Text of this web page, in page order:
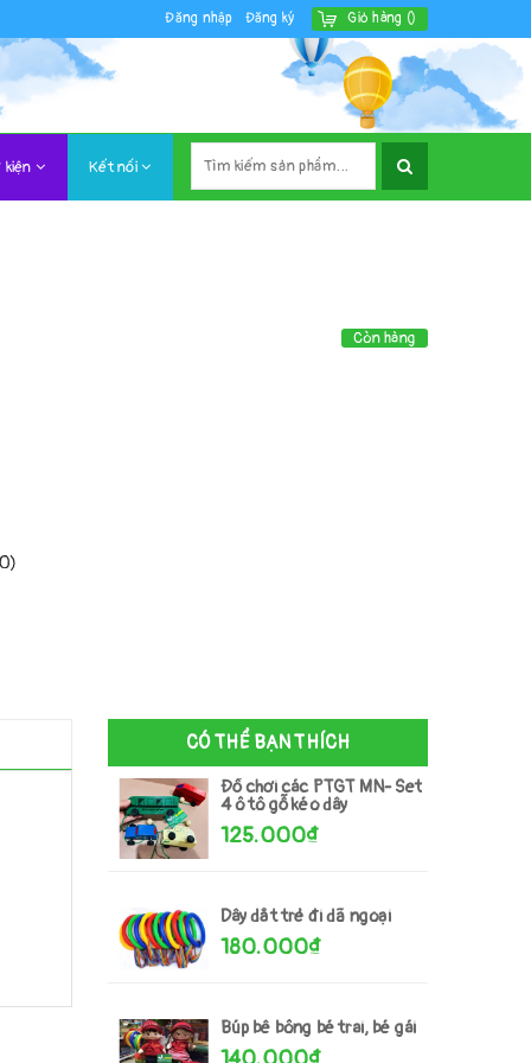
Đăng nhập Đăng ký Giỏ hàng ()
kiện Kết nối
Còn hàng
CÓ THỂ BẠN THÍCH
Đồ chơi các PTGT MN- Set
4 ô tô gỗ kéo dây
125.000₫
Dây dắt trẻ đi dã ngoại
180.000₫
Búp bê bông bé trai, bé gái